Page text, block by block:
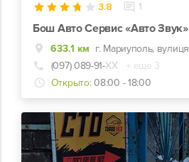
3.8 1
Бош Авто Сервис «Авто Звук»
633.1 км
(097) 089-91-ХХ
+ еще 3
Открыто: 08:00 - 18:00